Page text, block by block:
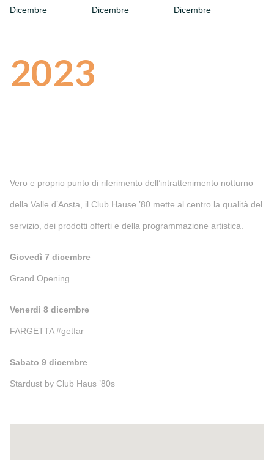
Dicembre Dicembre Dicembre
2023
Vero e proprio punto di riferimento dell’intrattenimento notturno
della Valle d’Aosta, il Club Hause ’80 mette al centro la qualità del
servizio, dei prodotti offerti e della programmazione artistica.
Giovedì 7 dicembre
Grand Opening
Venerdì 8 dicembre
FARGETTA #getfar
Sabato 9 dicembre
Stardust by Club Haus ’80s